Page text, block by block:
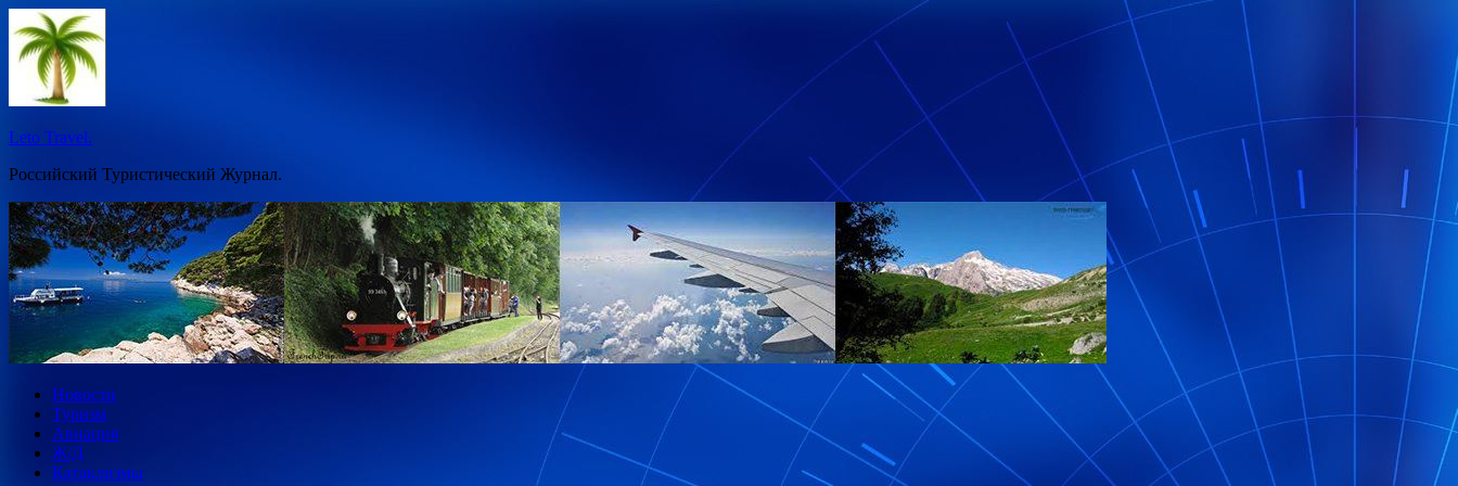
Перейти
к
содержимому
Leto Travel.
Российский Туристический Журнал.
Новости
Туризм
Авиация
Ж/Д
Катаклизмы